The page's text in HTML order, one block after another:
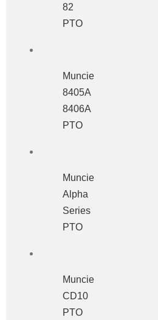
82
PTO
Muncie
8405A
8406A
PTO
Muncie
Alpha
Series
PTO
Muncie
CD10
PTO